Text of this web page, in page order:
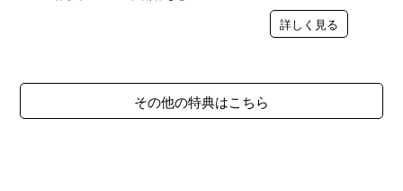
詳しく見る
その他の特典はこちら